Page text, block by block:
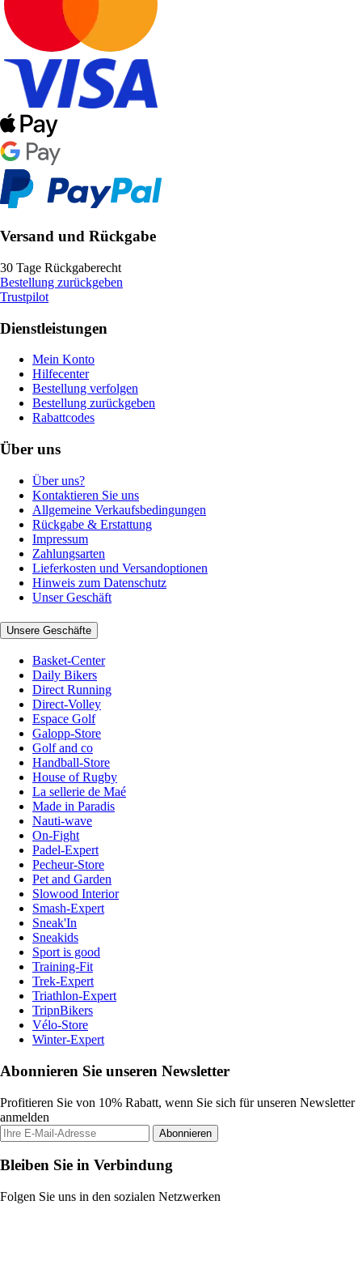
Versand und Rückgabe
30 Tage Rückgaberecht
Bestellung zurückgeben
Trustpilot
Dienstleistungen
Mein Konto
Hilfecenter
Bestellung verfolgen
Bestellung zurückgeben
Rabattcodes
Über uns
Über uns?
Kontaktieren Sie uns
Allgemeine Verkaufsbedingungen
Rückgabe & Erstattung
Impressum
Zahlungsarten
Lieferkosten und Versandoptionen
Hinweis zum Datenschutz
Unser Geschäft
Unsere Geschäfte
Basket-Center
Daily Bikers
Direct Running
Direct-Volley
Espace Golf
Galopp-Store
Golf and co
Handball-Store
House of Rugby
La sellerie de Maé
Made in Paradis
Nauti-wave
On-Fight
Padel-Expert
Pecheur-Store
Pet and Garden
Slowood Interior
Smash-Expert
Sneak'In
Sneakids
Sport is good
Training-Fit
Trek-Expert
Triathlon-Expert
TripnBikers
Vélo-Store
Winter-Expert
Abonnieren Sie unseren Newsletter
Profitieren Sie von 10% Rabatt, wenn Sie sich für unseren Newsletter
anmelden
Abonnieren
Bleiben Sie in Verbindung
Folgen Sie uns in den sozialen Netzwerken